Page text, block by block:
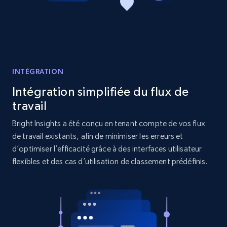
Etsy - Collects data from shop's URL
URL, Product id, Listing inventory id, Title, Rating,
price, and more.
323+
Amazon products search
Asin, URL, Name, Sponsored, Initial price, Final
INTÉGRATION
Intégration simplifiée du flux de
travail
Bright Insights a été conçu en tenant compte de vos flux
de travail existants, afin de minimiser les erreurs et
d’optimiser l’efficacité grâce à des interfaces utilisateur
flexibles et des cas d’utilisation de classement prédéfinis.